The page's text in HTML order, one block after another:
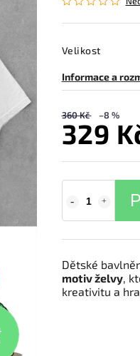
Velikost
Informace a
360 Kč –8 %
329
Dětské
motiv želvy,
kreativitu a